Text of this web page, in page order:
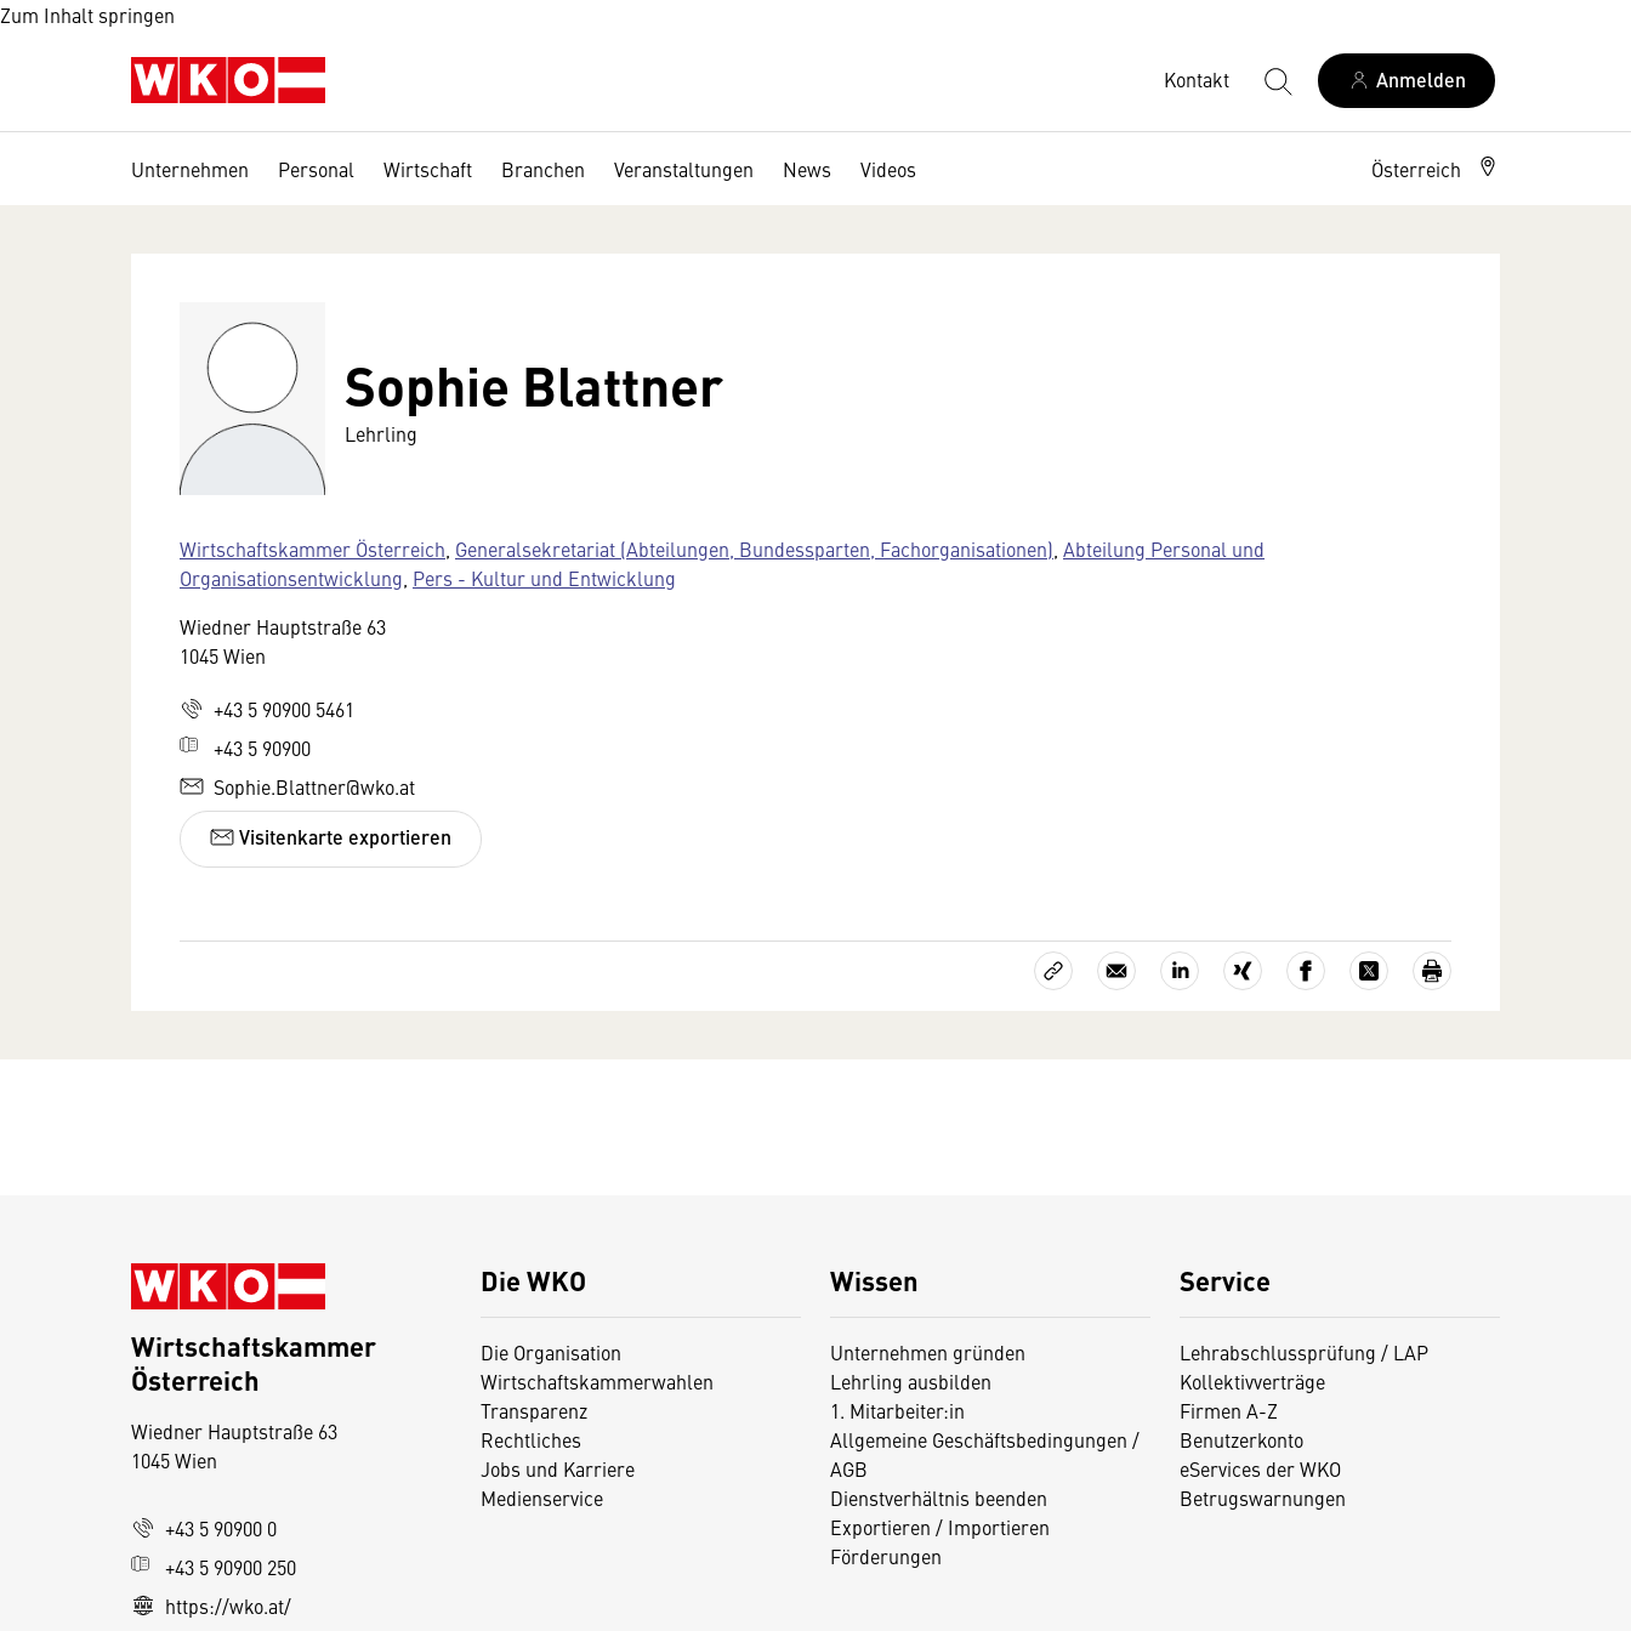
Zum Inhalt springen
Kontakt Anmelden
Unternehmen Personal Wirtschaft Branchen Veranstaltungen News Videos Österreich
Sophie Blattner
Lehrling
Wirtschaftskammer Österreich Generalsekretariat (Abteilungen, Bundessparten, Fachorganisationen) Abteilung Personal und
Organisationsentwicklung Pers - Kultur und Entwicklung
Wiedner Hauptstraße 63
1045 Wien
+43 5 90900 5461
+43 5 90900
Sophie.Blattner@wko.at
Visitenkarte exportieren
Die WKO
Die Organisation
Wirtschaftskammerwahlen
Transparenz
Rechtliches
Jobs und Karriere
Medienservice
Wissen
Unternehmen gründen
Lehrling ausbilden
1. Mitarbeiter:in
Allgemeine Geschäftsbedingungen /
AGB
Dienstverhältnis beenden
Exportieren / Importieren
Förderungen
Service
Lehrabschlussprüfung / LAP
Kollektivverträge
Firmen A-Z
Benutzerkonto
eServices der WKO
Betrugswarnungen
Wirtschaftskammer
Österreich
Wiedner Hauptstraße 63
1045 Wien
+43 5 90900 0
+43 5 90900 250
https://wko.at/